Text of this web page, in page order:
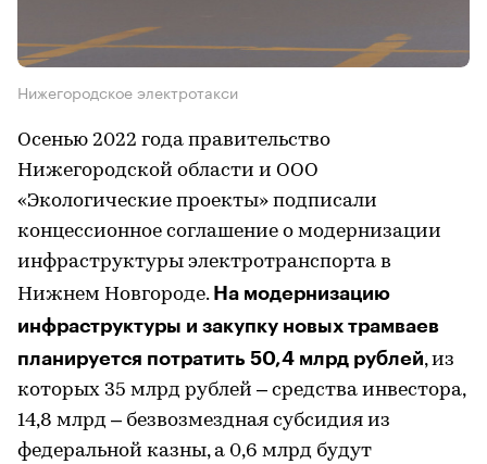
Нижегородское электротакси
Осенью 2022 года правительство
Нижегородской области и ООО
«Экологические проекты» подписали
концессионное соглашение о модернизации
инфраструктуры электротранспорта в
Нижнем Новгороде. На модернизацию
инфраструктуры и закупку новых трамваев
планируется потратить 50,4 млрд рублей, из
которых 35 млрд рублей – средства инвестора,
14,8 млрд – безвозмездная субсидия из
федеральной казны, а 0,6 млрд будут